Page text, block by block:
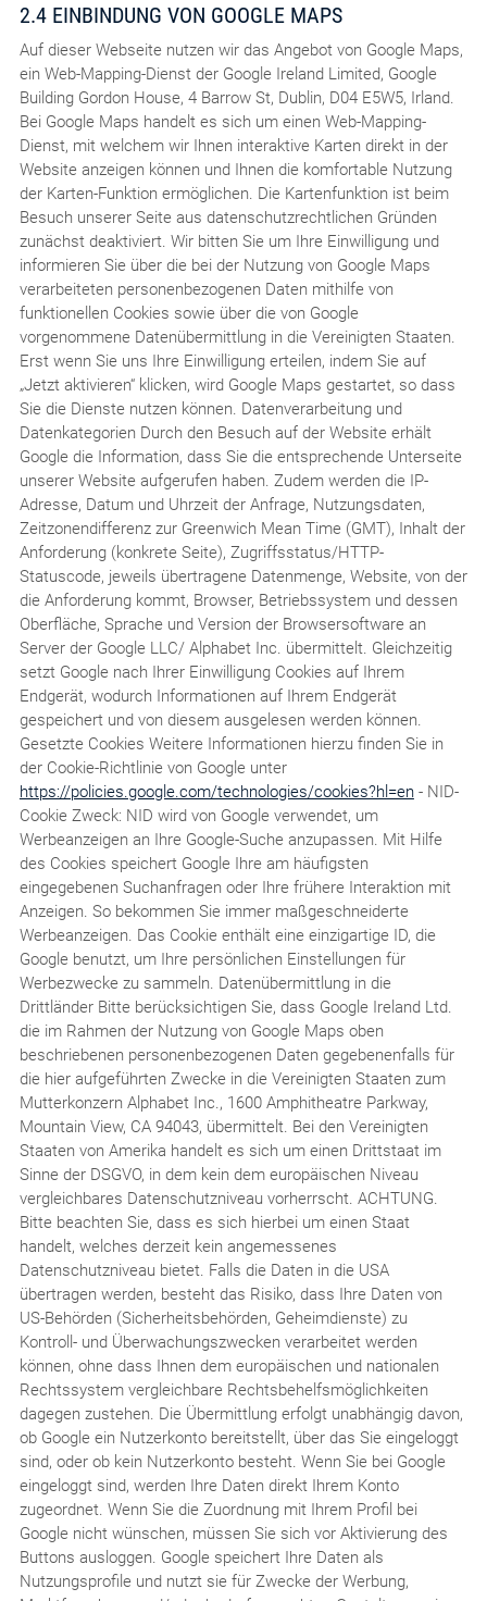
2.4 EINBINDUNG VON GOOGLE MAPS
Auf dieser Webseite nutzen wir das Angebot von Google Maps,
ein Web-Mapping-Dienst der Google Ireland Limited, Google
Building Gordon House, 4 Barrow St, Dublin, D04 E5W5, Irland.
Bei Google Maps handelt es sich um einen Web-Mapping-
Dienst, mit welchem wir Ihnen interaktive Karten direkt in der
Website anzeigen können und Ihnen die komfortable Nutzung
der Karten-Funktion ermöglichen. Die Kartenfunktion ist beim
Besuch unserer Seite aus datenschutzrechtlichen Gründen
zunächst deaktiviert. Wir bitten Sie um Ihre Einwilligung und
informieren Sie über die bei der Nutzung von Google Maps
verarbeiteten personenbezogenen Daten mithilfe von
funktionellen Cookies sowie über die von Google
vorgenommene Datenübermittlung in die Vereinigten Staaten.
Erst wenn Sie uns Ihre Einwilligung erteilen, indem Sie auf
„Jetzt aktivieren“ klicken, wird Google Maps gestartet, so dass
Sie die Dienste nutzen können. Datenverarbeitung und
Datenkategorien Durch den Besuch auf der Website erhält
Google die Information, dass Sie die entsprechende Unterseite
unserer Website aufgerufen haben. Zudem werden die IP-
Adresse, Datum und Uhrzeit der Anfrage, Nutzungsdaten,
Zeitzonendifferenz zur Greenwich Mean Time (GMT), Inhalt der
Anforderung (konkrete Seite), Zugriffsstatus/HTTP-
Statuscode, jeweils übertragene Datenmenge, Website, von der
die Anforderung kommt, Browser, Betriebssystem und dessen
Oberfläche, Sprache und Version der Browsersoftware an
Server der Google LLC/ Alphabet Inc. übermittelt. Gleichzeitig
setzt Google nach Ihrer Einwilligung Cookies auf Ihrem
Endgerät, wodurch Informationen auf Ihrem Endgerät
gespeichert und von diesem ausgelesen werden können.
Gesetzte Cookies Weitere Informationen hierzu finden Sie in
der Cookie-Richtlinie von Google unter
https://policies.google.com/technologies/cookies?hl=en- NID-
Cookie Zweck: NID wird von Google verwendet, um
Werbeanzeigen an Ihre Google-Suche anzupassen. Mit Hilfe
des Cookies speichert Google Ihre am häufigsten
eingegebenen Suchanfragen oder Ihre frühere Interaktion mit
Anzeigen. So bekommen Sie immer maßgeschneiderte
Werbeanzeigen. Das Cookie enthält eine einzigartige ID, die
Google benutzt, um Ihre persönlichen Einstellungen für
Werbezwecke zu sammeln. Datenübermittlung in die
Drittländer Bitte berücksichtigen Sie, dass Google Ireland Ltd.
die im Rahmen der Nutzung von Google Maps oben
beschriebenen personenbezogenen Daten gegebenenfalls für
die hier aufgeführten Zwecke in die Vereinigten Staaten zum
Mutterkonzern Alphabet Inc., 1600 Amphitheatre Parkway,
Mountain View, CA 94043, übermittelt. Bei den Vereinigten
Staaten von Amerika handelt es sich um einen Drittstaat im
Sinne der DSGVO, in dem kein dem europäischen Niveau
vergleichbares Datenschutzniveau vorherrscht. ACHTUNG.
Bitte beachten Sie, dass es sich hierbei um einen Staat
handelt, welches derzeit kein angemessenes
Datenschutzniveau bietet. Falls die Daten in die USA
übertragen werden, besteht das Risiko, dass Ihre Daten von
US-Behörden (Sicherheitsbehörden, Geheimdienste) zu
Kontroll- und Überwachungszwecken verarbeitet werden
können, ohne dass Ihnen dem europäischen und nationalen
Rechtssystem vergleichbare Rechtsbehelfsmöglichkeiten
dagegen zustehen. Die Übermittlung erfolgt unabhängig davon,
ob Google ein Nutzerkonto bereitstellt, über das Sie eingeloggt
sind, oder ob kein Nutzerkonto besteht. Wenn Sie bei Google
eingeloggt sind, werden Ihre Daten direkt Ihrem Konto
zugeordnet. Wenn Sie die Zuordnung mit Ihrem Profil bei
Google nicht wünschen, müssen Sie sich vor Aktivierung des
Buttons ausloggen. Google speichert Ihre Daten als
Nutzungsprofile und nutzt sie für Zwecke der Werbung,